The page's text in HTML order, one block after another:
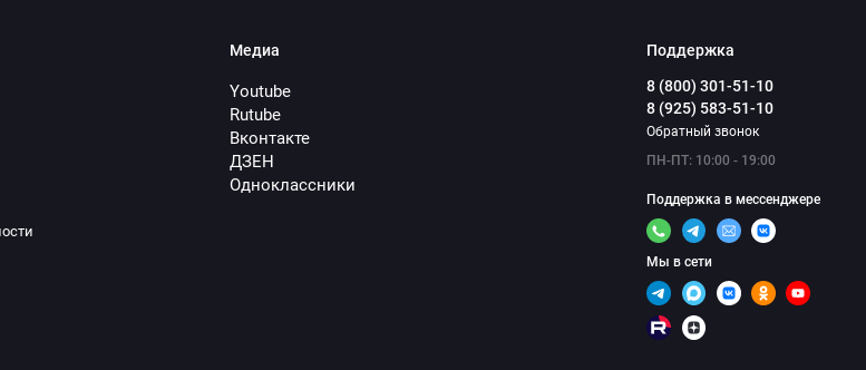
Медиа
Youtube
Rutube
Вконтакте
ДЗЕН
Одноклассники
Поддержка
8 (800) 301-51-10
8 (925) 583-51-10
Обратный звонок
ПН-ПТ: 10:00 - 19:00
Поддержка в мессенджере
Мы в сети